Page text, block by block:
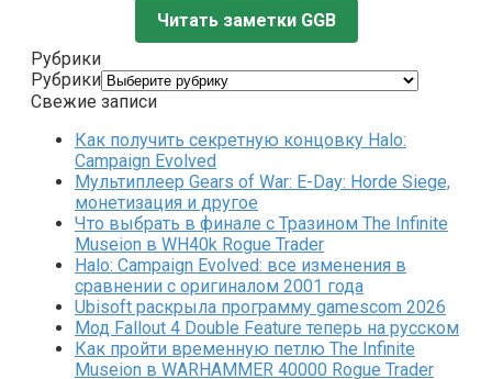
Читать заметки GGB
Рубрики
Рубрики
Свежие записи
Как получить секретную концовку Halo:
Campaign Evolved
Мультиплеер Gears of War: E-Day: Horde Siege,
монетизация и другое
Что выбрать в финале с Тразином The Infinite
Museion в WH40k Rogue Trader
Halo: Campaign Evolved: все изменения в
сравнении с оригиналом 2001 года
Ubisoft раскрыла программу gamescom 2026
Мод Fallout 4 Double Feature теперь на русском
Как пройти временную петлю The Infinite
Museion в WARHAMMER 40000 Rogue Trader